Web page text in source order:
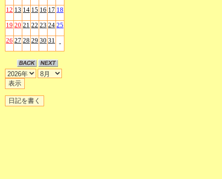
12 13 14 15 16 17 18
19 20 21 22 23 24 25
26 27 28 29 30 31 -